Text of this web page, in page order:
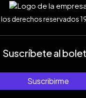
derechos reservados
Suscríbete al
Suscribirme